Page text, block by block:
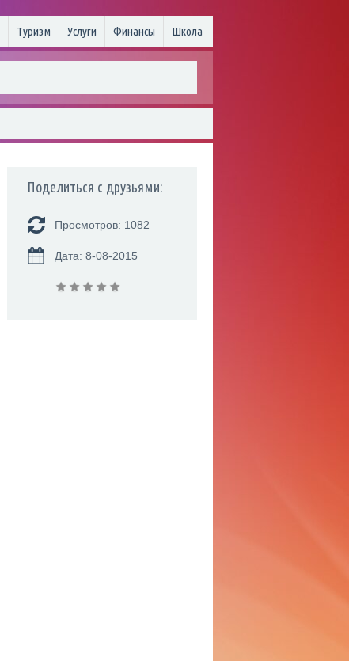
Туризм Услуги Финансы Школа
Поделиться с друзьями:
Просмотров: 1082
Дата: 8-08-2015